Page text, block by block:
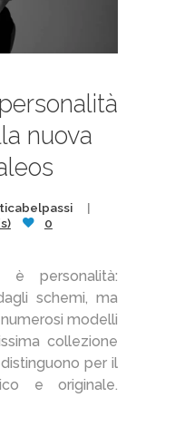
nuova
0
è personalità:
schemi, ma
modelli
collezione
per il
e originale.